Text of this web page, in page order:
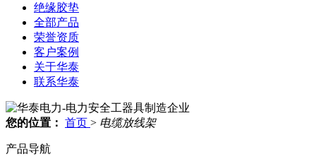
绝缘胶垫
全部产品
荣誉资质
客户案例
关于华泰
联系华泰
您的位置： 首页 > 电缆放线架
产品导航